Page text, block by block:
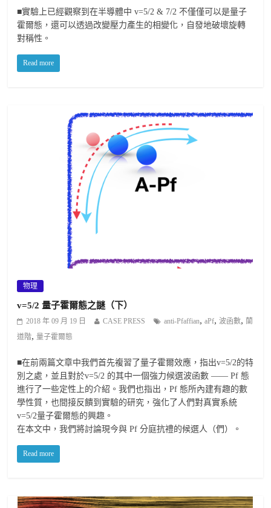
■實驗上已經觀察到在半導體中 v=5/2 & 7/2 不僅僅可以是量子
霍爾態，還可以透過改變壓力產生的相變化，自發地破壞旋轉
對稱性。
Read more
物理
v=5/2 量子霍爾態之謎（下）
2018 年 09 月 19 日 CASE PRESS anti-Pfaffian,aPf,波函數,蘭
道階,量子霍爾態
■在前兩篇文章中我們首先複習了量子霍爾效應，指出v=5/2的特
別之處，並且對於v=5/2 的其中一個強力候選波函數 —— Pf 態
進行了一些定性上的介紹。我們也指出，Pf 態所內建有趣的數
學性質，也間接反饋到實驗的研究，強化了人們對真實系統
v=5/2量子霍爾態的興趣。
在本文中，我們將討論現今與 Pf 分庭抗禮的候選人（們）。
Read more